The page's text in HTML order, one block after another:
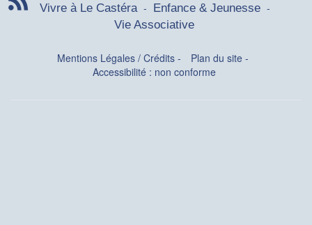
Vivre à Le Castéra - Enfance & Jeunesse -
Vie Associative
Mentions Légales / Crédits - Plan du site -
Accessibilité : non conforme